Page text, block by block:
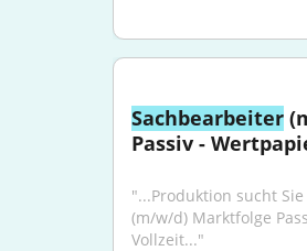
Sachbearbeiter
Passiv -
"...Produktion sucht Sie
(m/w/d) Marktfolge
Vollzeit..."